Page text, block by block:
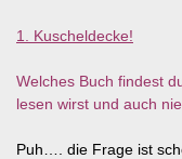
1. Kuscheldecke!
Welches Buch findest
lesen wirst und auch
Puh…. die Frage ist